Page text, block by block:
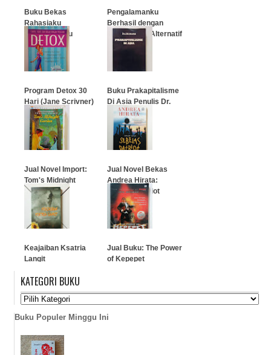
Buku Bekas
Rahasiaku
Ensiklopediku
Pengalamanku
Berhasil dengan
Pengobatan Alternatif
Program Detox 30
Hari (Jane Scrivner)
…
Buku Prakapitalisme
Di Asia Penulis Dr.
J.H. Boeke
…
Jual Novel Import:
Tom's Midnight
Garden
…
Jual Novel Bekas
Andrea Hirata:
Sebelas Patriot
…
Keajaiban Ksatria
Langit
…
Jual Buku: The Power
of Kepepet
KATEGORI BUKU
Buku Populer Minggu Ini